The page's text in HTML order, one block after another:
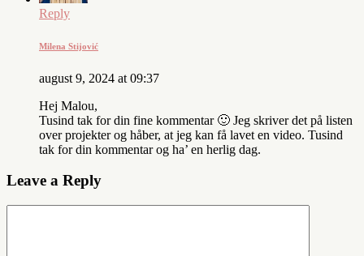
Reply
Milena Stijović
august 9, 2024 at 09:37
Hej Malou,
Tusind tak for din fine kommentar 🙂 Jeg skriver det på listen
over projekter og håber, at jeg kan få lavet en video. Tusind
tak for din kommentar og ha’ en herlig dag.
Leave a Reply